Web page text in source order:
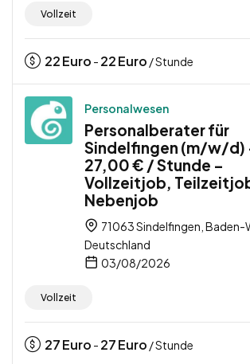
Vollzeit
22Euro - 22Euro / Stunde
Personalwesen
Personalberater für
Sindelfingen (m/w/d)
27,00 € / Stunde –
Vollzeitjob,
Nebenjob
71063 Sindelfingen, Baden-
Deutschland
03/08/2026
Vollzeit
27Euro - 27Euro / Stunde